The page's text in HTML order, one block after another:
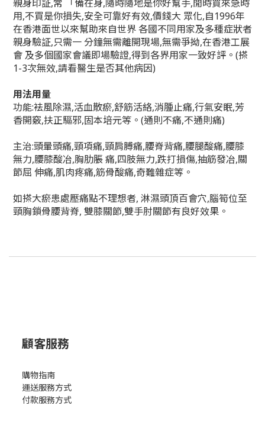
親身印証,常 「備在身,隨時隨地是你好幫手,閒時買來急時
用,不買是你損失,安全可靠好有效,價錢大 眾化,自1996年
在香港面世以來幫助來自世界 各國不同用家及多種症狀者
親身驗証,只需一 分鐘無需離開現場,無需爭拗,在香港工展
會 及多個國家會議即場驗證,得到各界用家一致好評。(搽
1-3次無效,請看醫生是否其他病因)
用法用量
功能:袪風除濕,活血散瘀,舒筋活絡,消腫止痛,行氣安眠,芳
香開竅,扶正驅邪,固本培元等。(通則不痛,不通則痛)
主治:頭暈頭痛,頸項痛,頸肩膊痛,腰脊背痛,腰腿酸痛,腰膝
無力,腰膝酸冶,胸肋脹 痛,四肢無力,跌打損傷,抽筋發冶,關
節屈 伸痛,肌肉疼痛,筋骨酸痛,奇難雜症等。
如搽大瘀患處壓痛點不理想者, 淋濕頭頂百會穴,腦筍位至
頸胸鎖骨腰背脊, 雙膝關節,雙手肘關節有良好效果。
顧客服務
購物指南
運送服務方式
付款服務方式